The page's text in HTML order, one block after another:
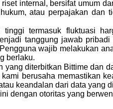
internal, bersifat umum
atau perpajakan dan
tinggi termasuk fluktuasi
tanggung jawab
wajib melakukan
berlaku.
yang diterbitkan Bittime dan
berusaha memastikan
keandalan dari data yang
dengan otoritas yang